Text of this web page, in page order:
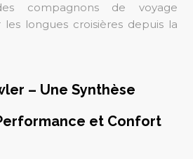
compagnons de voyage
longues croisières depuis la
– Une Synthèse
et Confort